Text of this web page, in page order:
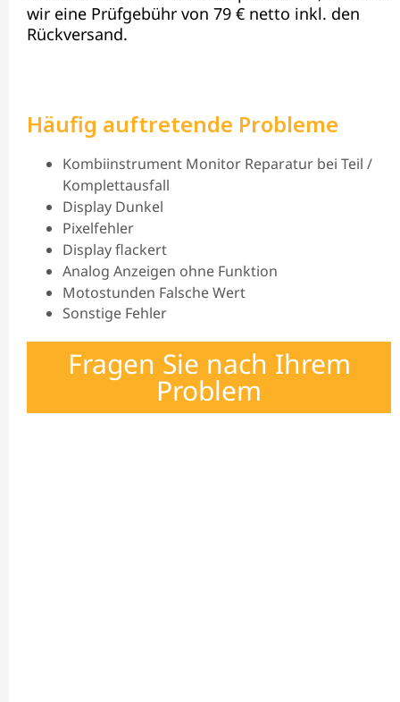
wir eine Prüfgebühr von 79 € netto inkl. den
Rückversand.
Häufig auftretende Probleme
Kombiinstrument Monitor Reparatur bei Teil /
Komplettausfall
Display Dunkel
Pixelfehler
Display flackert
Analog Anzeigen ohne Funktion
Motostunden Falsche Wert
Sonstige Fehler
Fragen Sie nach Ihrem
Problem